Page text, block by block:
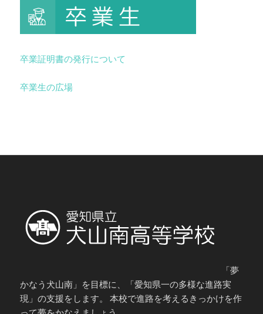
卒業証明書の発行について
卒業生の広場
「夢
かなう犬山南」を目標に、「愛知県一の多様な進路実
現」の支援をします。 本校で進路を考えるきっかけを作